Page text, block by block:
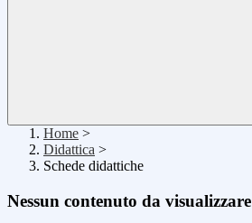
Home >
Didattica >
Schede didattiche
Nessun contenuto da visualizzare